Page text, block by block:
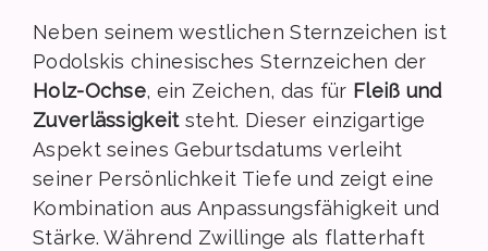
Neben seinem westlichen Sternzeichen ist
Podolskis chinesisches Sternzeichen der
Holz-Ochse, ein Zeichen, das für Fleiß und
Zuverlässigkeitsteht. Dieser einzigartige
Aspekt seines Geburtsdatums verleiht
seiner Persönlichkeit Tiefe und zeigt eine
Kombination aus Anpassungsfähigkeit und
Stärke. Während Zwillinge als flatterhaft